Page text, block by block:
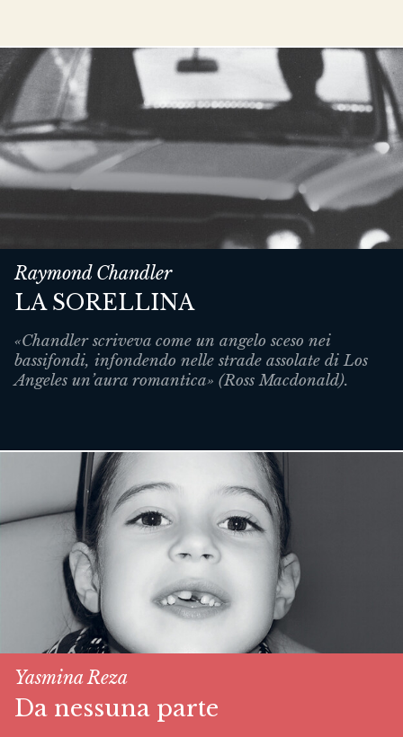
Raymond Chandler
LA SORELLINA
«Chandler scriveva come un angelo sceso nei
bassifondi, infondendo nelle strade assolate di Los
Angeles un’aura romantica» (Ross Macdonald).
Yasmina Reza
Da nessuna parte